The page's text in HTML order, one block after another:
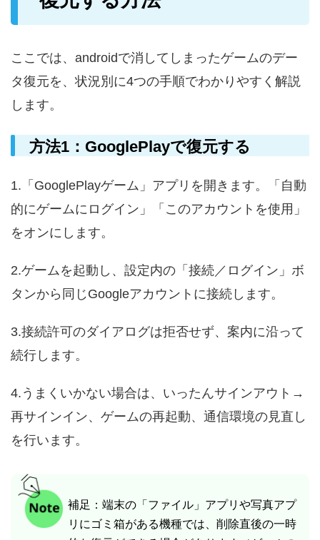
ここでは、androidで消してしまったゲームのデー
タ復元を、状況別に4つの手順でわかりやすく解説
します。
方法1：GooglePlayで復元する
1.「GooglePlayゲーム」アプリを開きます。「自動
的にゲームにログイン」「このアカウントを使用」
をオンにします。
2.ゲームを起動し、設定内の「接続／ログイン」ボ
タンから同じGoogleアカウントに接続します。
3.接続許可のダイアログは拒否せず、案内に沿って
続行します。
4.うまくいかない場合は、いったんサインアウト→
再サインイン、ゲームの再起動、通信環境の見直し
を行います。
補足：端末の「ファイル」アプリや写真アプ
リにゴミ箱がある機種では、削除直後の一時